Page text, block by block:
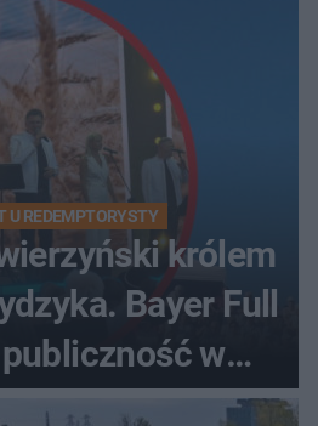
U REDEMPTORYSTY
królem
Bayer Full
publiczność w